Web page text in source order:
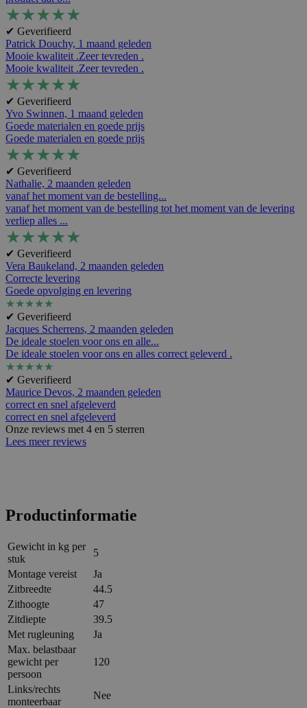
★★★★★
✔ Geverifieerd
Patrick Douchy, 1 maand geleden
Mooie kwaliteit .Zeer tevreden .
Mooie kwaliteit .Zeer tevreden .
★★★★★
✔ Geverifieerd
Yvo Swinnen, 1 maand geleden
Goede materialen en goede prijs
Goede materialen en goede prijs
★★★★★
✔ Geverifieerd
Nathalie, 2 maanden geleden
vanaf het moment van de bestelling...
vanaf het moment van de bestelling tot het moment van de levering
verliep alles ...
★★★★★
✔ Geverifieerd
Vera Baukeland, 2 maanden geleden
Correcte levering
Goede opvolging en levering
★★★★★
✔ Geverifieerd
Jacques Scherrens, 2 maanden geleden
De ideale stoelen voor ons en alle...
De ideale stoelen voor ons en alles correct geleverd .
★★★★★
✔ Geverifieerd
Maurice Devos, 2 maanden geleden
correct en snel afgeleverd
correct en snel afgeleverd
Onze reviews met 4 en 5 sterren
Lees meer reviews
Productinformatie
Gewicht in kg per
stuk
5
Montage vereist
Ja
Zitbreedte
44.5
Zithoogte
47
Zitdiepte
39.5
Met rugleuning
Ja
Max. belastbaar
gewicht per
persoon
120
Links/rechts
monteerbaar
Nee